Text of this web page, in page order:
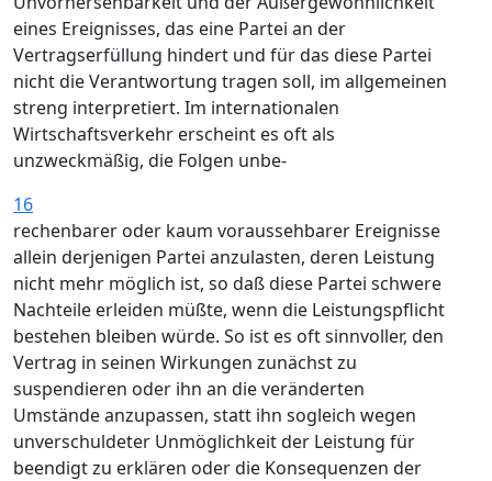
eines Ereignisses, das eine Partei an der
Vertragserfüllung hindert und für das diese Partei
nicht die Verantwortung tragen soll, im allgemeinen
streng interpretiert. Im internationalen
Wirtschaftsverkehr erscheint es oft als
unzweckmäßig, die Folgen unbe-
16
rechenbarer oder kaum voraussehbarer Ereignisse
allein derjenigen Partei anzulasten, deren Leistung
nicht mehr möglich ist, so daß diese Partei schwere
Nachteile erleiden müßte, wenn die Leistungspflicht
bestehen bleiben würde. So ist es oft sinnvoller, den
Vertrag in seinen Wirkungen zunächst zu
suspendieren oder ihn an die veränderten
Umstände anzupassen, statt ihn sogleich wegen
unverschuldeter Unmöglichkeit der Leistung für
beendigt zu erklären oder die Konsequenzen der